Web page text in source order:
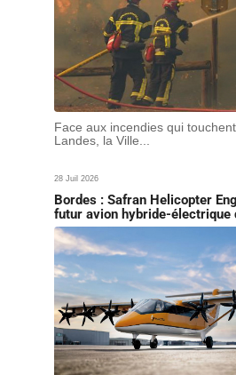
Face aux incendies qui
Landes, la Ville...
28 Juil 2026
Bordes : Safran Helicopter
futur avion hybride-électrique